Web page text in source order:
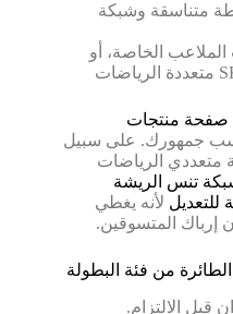
متناسقة وشبكة
الخاصة، أو
صفحة منتجات
جمهورك. على سبيل
متعددي الرياضات
تنس الريشة
للتعديل لأنه يغطي
إرباك المتسوقين.
من فئة البطولة
قبل الالتزام.